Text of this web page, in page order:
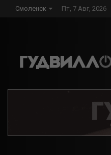
Смоленск Пт, 7 Авг, 2026